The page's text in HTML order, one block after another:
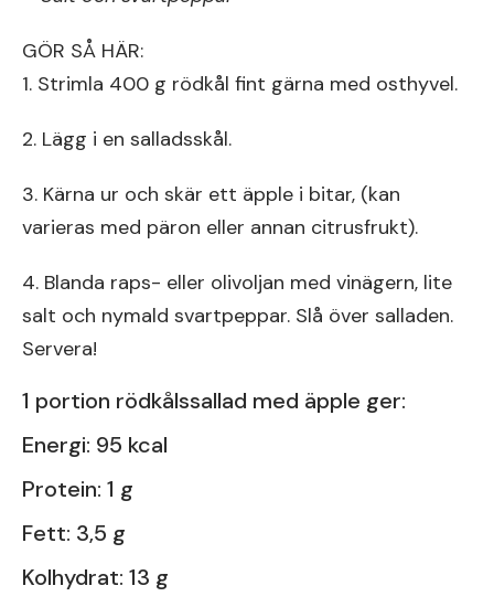
GÖR SÅ HÄR:
1. Strimla 400 g rödkål fint gärna med osthyvel.
2. Lägg i en salladsskål.
3. Kärna ur och skär ett äpple i bitar, (kan
varieras med päron eller annan citrusfrukt).
4. Blanda raps- eller olivoljan med vinägern, lite
salt och nymald svartpeppar. Slå över salladen.
Servera!
1 portion rödkålssallad med äpple ger:
Energi: 95 kcal
Protein: 1 g
Fett: 3,5 g
Kolhydrat: 13 g